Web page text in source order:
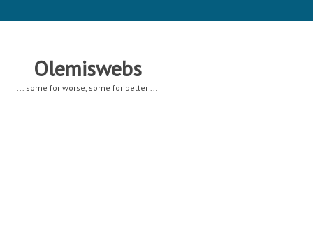
Olemiswebs
... some for worse, some for better ...